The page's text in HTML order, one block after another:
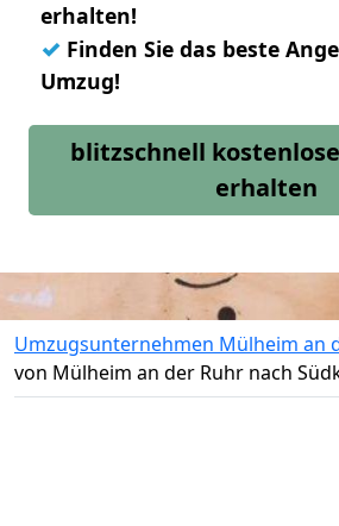
erhalten!
✓ Finden Sie das beste
Umzug!
blitzschnell
erhalten
Umzugsunternehmen Mülheim an
von Mülheim an der Ruhr nach